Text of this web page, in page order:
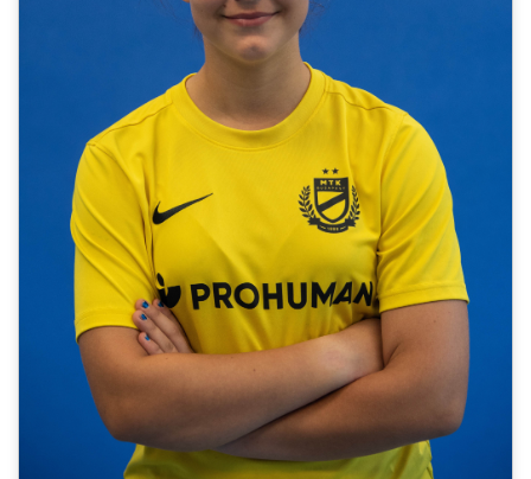
CSAPAT
MÉRKŐZÉSEK
JELENTKEZÉS
GALÉRIA
SZURKOLÓI ÉLMÉNYEK
SAJTÓ